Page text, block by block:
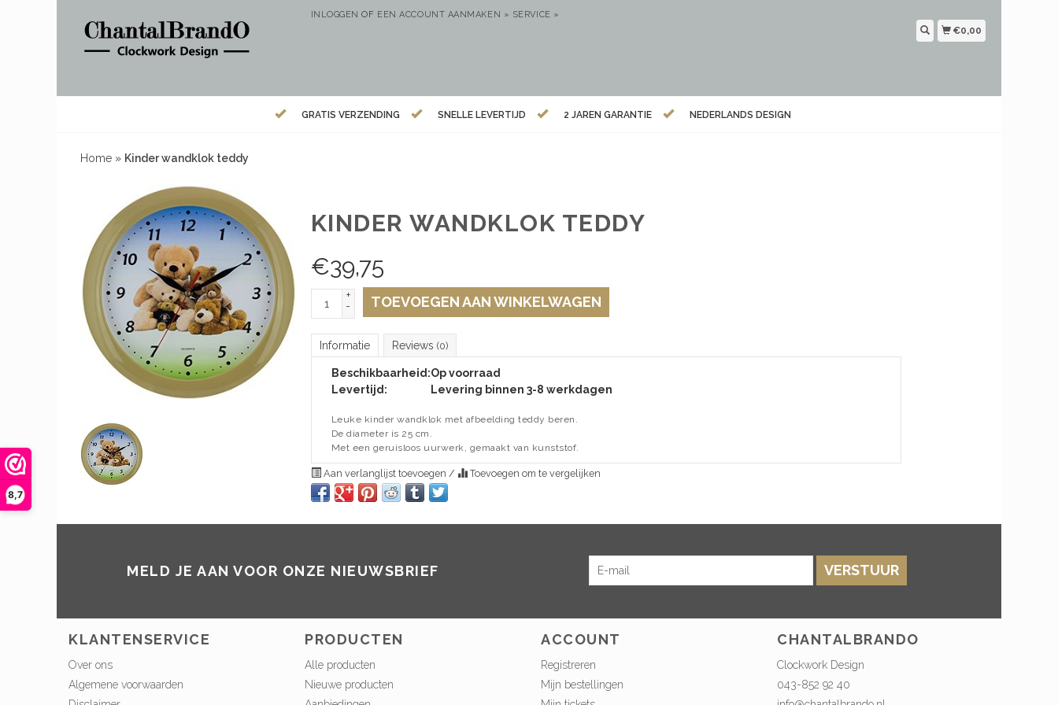
8,7
INLOGGEN OF EEN ACCOUNT AANMAKEN » SERVICE »
€0,00
GRATIS VERZENDING SNELLE LEVERTIJD 2 JAREN GARANTIE NEDERLANDS DESIGN
Home » Kinder wandklok teddy
KINDER WANDKLOK TEDDY
€39,75
+
-
TOEVOEGEN AAN WINKELWAGEN
Informatie Reviews (0)
Beschikbaarheid:Op voorraad
Levertijd:
Levering binnen 3-8 werkdagen
Leuke kinder wandklok met afbeelding teddy beren.
De diameter is 25 cm.
Met een geruisloos uurwerk, gemaakt van kunststof.
Aan verlanglijst toevoegen / Toevoegen om te vergelijken
MELD JE AAN VOOR ONZE NIEUWSBRIEF VERSTUUR
KLANTENSERVICE
Over ons
Algemene voorwaarden
PRODUCTEN
Alle producten
Nieuwe producten
ACCOUNT
Registreren
Mijn bestellingen
CHANTALBRANDO
Clockwork Design
043-852 92 40